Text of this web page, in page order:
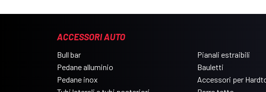
ACCESSORI AUTO
Bull bar
Pedane alluminio
Pedane inox
Pianali estraibili
Bauletti
Accessori per